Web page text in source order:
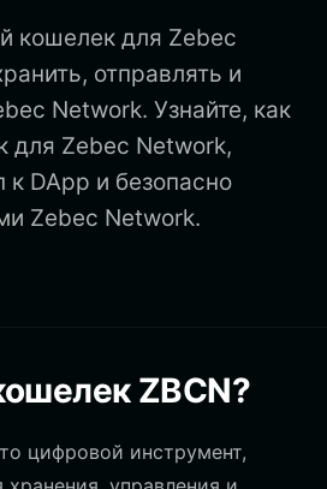
кошелек для Zebec
отправлять и
Network. Узнайте, как
для Zebec Network,
к DApp и безопасно
Zebec Network.
ZBCN?
цифровой инструмент,